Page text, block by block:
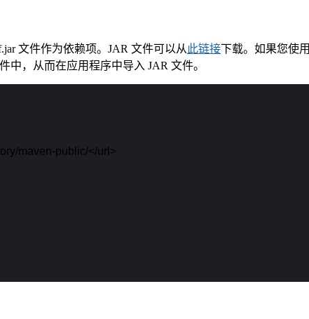
文件作为依赖项。JAR 文件可以从 此链接下载。如果您使用
中，从而在应用程序中导入 JAR 文件。
maven-public/</url>